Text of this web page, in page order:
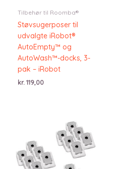
Tilbehør til Roomba®
Støvsugerposer til
udvalgte iRobot®
AutoEmpty™ og
AutoWash™-docks, 3-
pak – iRobot
kr. 119,00